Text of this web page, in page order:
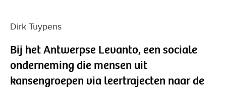
Dirk Tuypens
Bij het Antwerpse Levanto, een sociale
onderneming die mensen uit
kansengroepen via leertrajecten naar de